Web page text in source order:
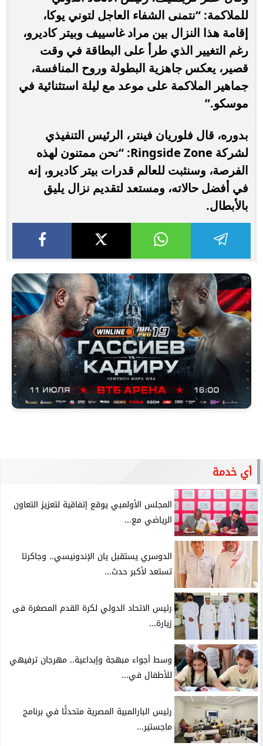
للملاكمة: “نتمنى الشفاء العاجل لتوني يوكا،
إقامة هذا النزال بين مراد غاسييف وبيتر كاديرو،
رغم التغيير الذي طرأ على البطاقة في وقت
قصير، يعكس جاهزية البطولة وروح المنافسة،
جماهير الملاكمة على موعد مع ليلة استثنائية في
موسكو.”
بدوره، قال فلوريان فينتر، الرئيس التنفيذي
لشركة Ringside Zone: “نحن ممتنون لهذه
الفرصة، وسنثبت للعالم قدرات بيتر كاديرو، إنه
في أفضل حالاته، ومستعد لتقديم نزال يليق
بالأبطال.
أي خدمة
المجلس الأولمبي يوقع إتفاقية لتعزيز التعاون
الرياضي مع...
الدوسري يستقبل يان الإندونيسي.. وجاكرتا
تستعد لأكبر حدث...
رئيس الاتحاد الدولي لكرة القدم المصغرة فى
زيارة...
وسط أجواء مبهجة وإبداعية.. مهرجان ترفيهي
للأطفال في...
رئيس البارالمبية المصرية متحدثًا في برنامج
ماجستير...